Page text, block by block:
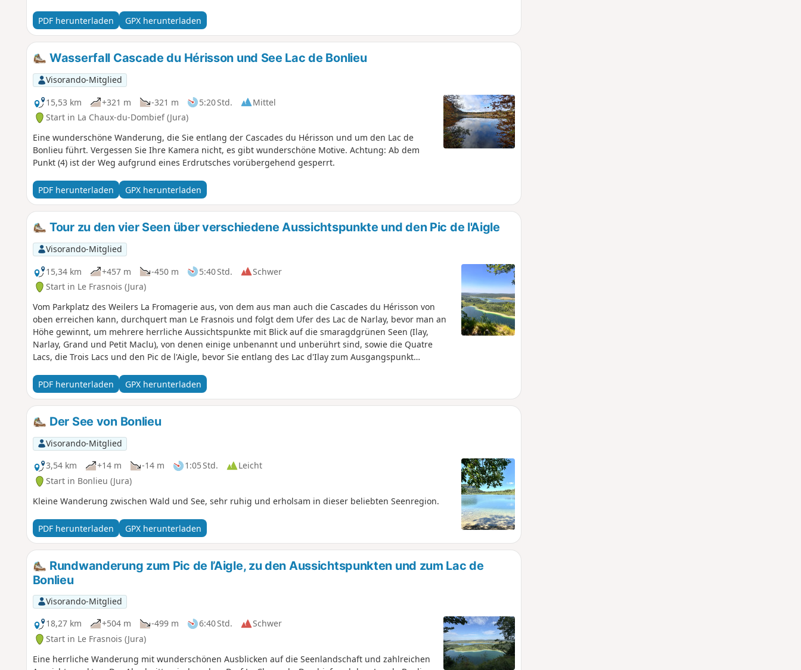
PDF herunterladen GPX herunterladen
Wasserfall Cascade du Hérisson und See Lac de Bonlieu
Visorando-Mitglied
15,53 km
+321 m -321 m 5:20 Std.
Mittel
Start in La Chaux-du-Dombief (Jura)
Eine wunderschöne Wanderung, die Sie entlang der Cascades du Hérisson und um den Lac de
Bonlieu führt. Vergessen Sie Ihre Kamera nicht, es gibt wunderschöne Motive. Achtung: Ab dem
Punkt (4) ist der Weg aufgrund eines Erdrutsches vorübergehend gesperrt.
PDF herunterladen GPX herunterladen
Tour zu den vier Seen über verschiedene Aussichtspunkte und den Pic de l'Aigle
Visorando-Mitglied
15,34 km
+457 m -450 m 5:40 Std.
Schwer
Start in Le Frasnois (Jura)
Vom Parkplatz des Weilers La Fromagerie aus, von dem aus man auch die Cascades du Hérisson von
oben erreichen kann, durchquert man Le Frasnois und folgt dem Ufer des Lac de Narlay, bevor man an
Höhe gewinnt, um mehrere herrliche Aussichtspunkte mit Blick auf die smaragdgrünen Seen (Ilay,
Narlay, Grand und Petit Maclu), von denen einige unbenannt und unberührt sind, sowie die Quatre
Lacs, die Trois Lacs und den Pic de l'Aigle, bevor Sie entlang des Lac d'Ilay zum Ausgangspunkt
PDF herunterladen
GPX herunterladen
Der See von Bonlieu
Visorando-Mitglied
3,54 km
+14 m -14 m 1:05 Std.
Leicht
Start in Bonlieu (Jura)
Kleine Wanderung zwischen Wald und See, sehr ruhig und erholsam in dieser beliebten Seenregion.
PDF herunterladen GPX herunterladen
Rundwanderung zum Pic de l’Aigle, zu den Aussichtspunkten und zum Lac de
Bonlieu
Visorando-Mitglied
18,27 km
+504 m -499 m 6:40 Std.
Schwer
Start in Le Frasnois (Jura)
Eine herrliche Wanderung mit wunderschönen Ausblicken auf die Seenlandschaft und zahlreichen